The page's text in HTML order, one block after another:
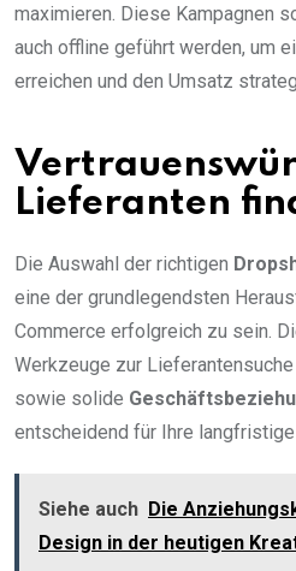
maximieren. Diese Kampagnen
auch offline geführt werden, um
erreichen und den Umsatz
Lieferanten
Die Auswahl der richtigen
eine der grundlegendsten
Commerce erfolgreich zu sein.
Werkzeuge zur
sowie solide
entscheidend für Ihre
Siehe auch Die
Design in der heutigen